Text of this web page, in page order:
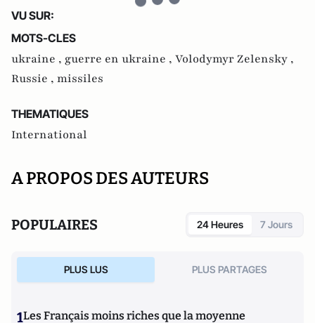
VU SUR:
MOTS-CLES
ukraine , guerre en ukraine , Volodymyr Zelensky ,
Russie , missiles
THEMATIQUES
International
A PROPOS DES AUTEURS
POPULAIRES 24 Heures 7 Jours
PLUS LUS PLUS PARTAGES
1Les Français moins riches que la moyenne